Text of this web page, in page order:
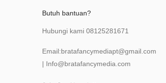
Butuh bantuan?
Hubungi kami 08125281671
Email:bratafancymediapt@gmail.com
| Info@bratafancymedia.com